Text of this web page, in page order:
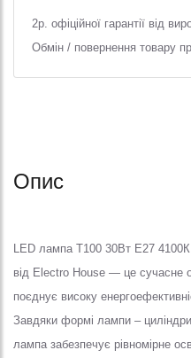
2р. офіційної гарантії від
Обмін / повернення товару
Опис
LED лампа Т100 30Вт E27
від Electro House — це сучасне
поєднує високу
Завдяки формі лампи –
лампа забезпечує рівномірне